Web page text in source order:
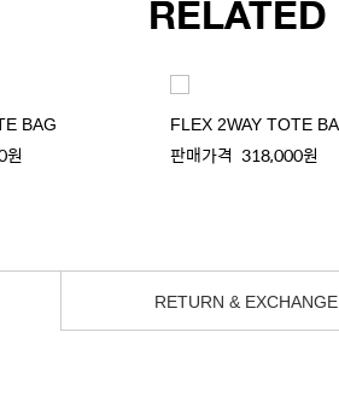
RELATED
BAG FLEX 2WAY TOTE
판매가격 318,000원
RETURN &